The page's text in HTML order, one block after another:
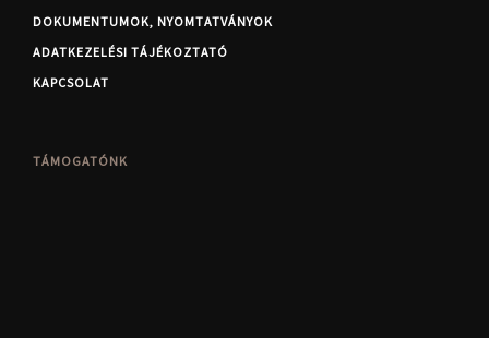
DOKUMENTUMOK, NYOMTATVÁNYOK
ADATKEZELÉSI TÁJÉKOZTATÓ
KAPCSOLAT
TÁMOGATÓNK